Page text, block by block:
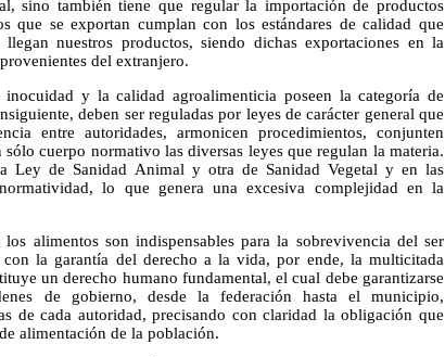
sino también tiene que regular la importación de productos
que se exportan cumplan con los estándares de calidad que
nuestros productos, siendo dichas exportaciones en la
del extranjero.
y la calidad agroalimenticia poseen la categoría de
deben ser reguladas por leyes de carácter general que
entre autoridades, armonicen procedimientos, conjunten
cuerpo normativo las diversas leyes que regulan la materia.
Ley de Sanidad Animal y otra de Sanidad Vegetal y en las
lo que genera una excesiva complejidad en la
alimentos son indispensables para la sobrevivencia del ser
la garantía del derecho a la vida, por ende, la multicitada
un derecho humano fundamental, el cual debe garantizarse
de gobierno, desde la federación hasta el municipio,
de cada autoridad, precisando con claridad la obligación que
alimentación de la población.